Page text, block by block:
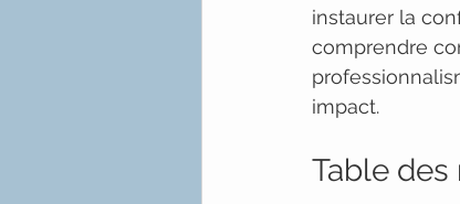
instaurer la
comprendre
impact.
Table des